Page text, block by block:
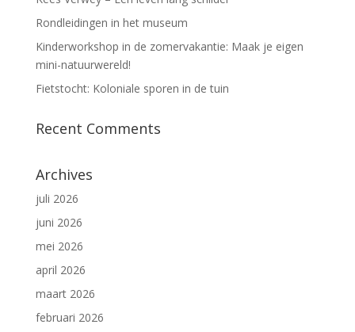
Rondleidingen in het museum
Kinderworkshop in de zomervakantie: Maak je eigen
mini-natuurwereld!
Fietstocht: Koloniale sporen in de tuin
Recent Comments
Archives
juli 2026
juni 2026
mei 2026
april 2026
maart 2026
februari 2026